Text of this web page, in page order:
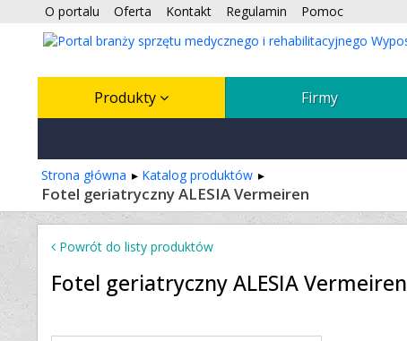
O portalu Oferta Kontakt Regulamin Pomoc
Produkty Firmy
Strona główna Katalog produktów
Fotel geriatryczny ALESIA Vermeiren
Powrót do listy produktów
Fotel geriatryczny ALESIA Vermeiren